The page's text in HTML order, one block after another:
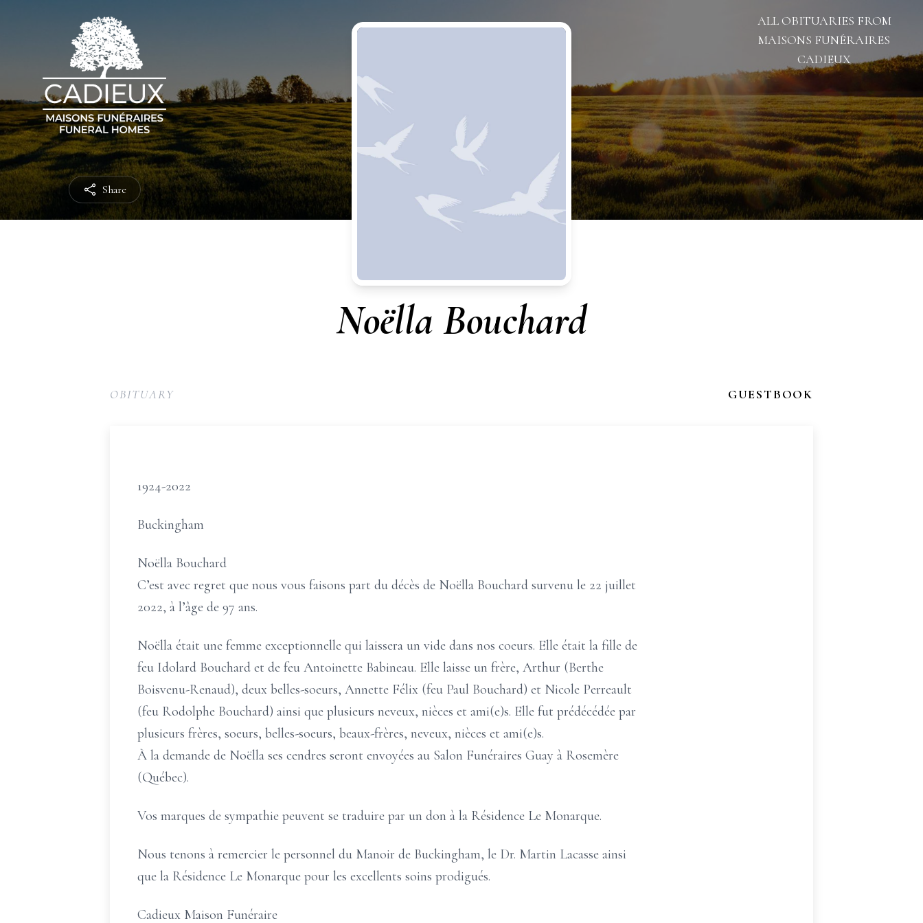
Share
ALL OBITUARIES FROM
MAISONS FUNÉRAIRES
CADIEUX
Noëlla Bouchard
OBITUARY GUESTBOOK
1924-2022
Buckingham
Noëlla Bouchard
C’est avec regret que nous vous faisons part du décès de Noëlla Bouchard survenu le 22 juillet
2022, à l’âge de 97 ans.
Noëlla était une femme exceptionnelle qui laissera un vide dans nos coeurs. Elle était la fille de
feu Idolard Bouchard et de feu Antoinette Babineau. Elle laisse un frère, Arthur (Berthe
Boisvenu-Renaud), deux belles-soeurs, Annette Félix (feu Paul Bouchard) et Nicole Perreault
(feu Rodolphe Bouchard) ainsi que plusieurs neveux, nièces et ami(e)s. Elle fut prédécédée par
plusieurs frères, soeurs, belles-soeurs, beaux-frères, neveux, nièces et ami(e)s.
À la demande de Noëlla ses cendres seront envoyées au Salon Funéraires Guay à Rosemère
(Québec).
Vos marques de sympathie peuvent se traduire par un don à la Résidence Le Monarque.
Nous tenons à remercier le personnel du Manoir de Buckingham, le Dr. Martin Lacasse ainsi
que la Résidence Le Monarque pour les excellents soins prodigués.
Cadieux Maison Funéraire